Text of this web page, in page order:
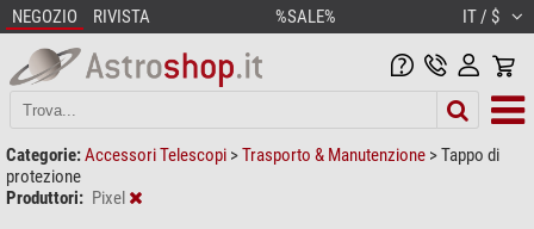
NEGOZIO RIVISTA %SALE% IT / $
Categorie:Accessori Telescopi >Trasporto & Manutenzione >Tappo di
protezione
Produttori: Pixel